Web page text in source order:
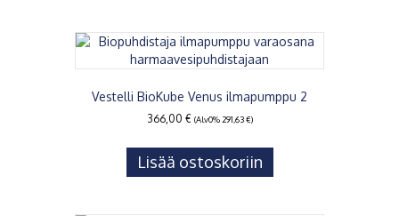
Vestelli BioKube Venus ilmapumppu 2
366,00 € (Alv0% 291,63€)
Lisää ostoskoriin